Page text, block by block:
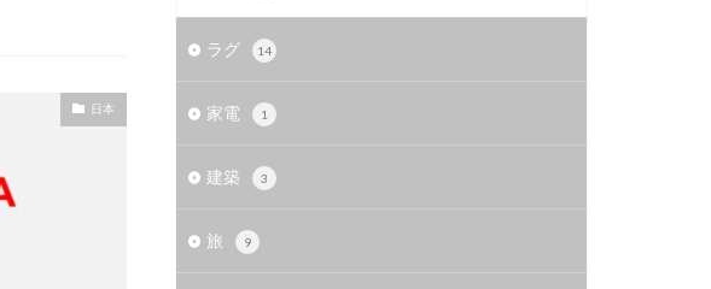
日本
ラグ 14
家電 1
建築 3
旅 9